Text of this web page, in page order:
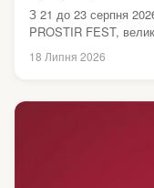
З 21 до 23 серпня
PROSTIR FEST,
української музики
18 Липня 2026